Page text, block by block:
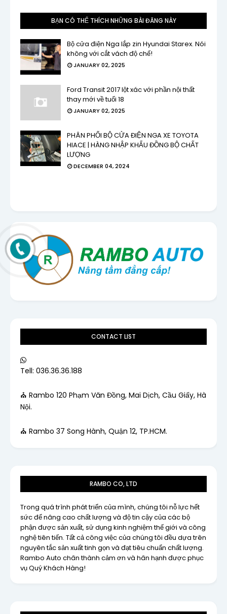
BẠN CÓ THỂ THÍCH NHỮNG BÀI ĐĂNG NÀY
Bộ cửa điện Nga lắp zin Hyundai Starex. Nói
không với cắt vách độ chế!
JANUARY 02, 2025
Ford Transit 2017 lột xác với phần nội thất
thay mới về tuổi 18
JANUARY 02, 2025
PHÂN PHỐI BỘ CỬA ĐIỆN NGA XE TOYOTA
HIACE | HÀNG NHẬP KHẨU ĐỒNG BỘ CHẤT
LƯỢNG
DECEMBER 04, 2024
CONTACT LIST
Tell: 036.36.36.188
⛪ Rambo 120 Phạm Văn Đồng, Mai Dịch, Cầu Giấy, Hà
Nội.
⛪ Rambo 37 Song Hành, Quận 12, TP.HCM.
RAMBO CO, LTD
Trong quá trình phát triển của mình, chúng tôi nỗ lực hết
sức để nâng cao chất lượng và độ tin cậy của các bộ
phận được sản xuất, sử dụng kinh nghiệm thế giới và công
nghệ tiên tiến. Tất cả công việc của chúng tôi đều dựa trên
nguyên tắc sản xuất tinh gọn và đạt tiêu chuẩn chất lượng.
Rambo Auto chân thành cảm ơn và hân hạnh được phục
vụ Quý Khách Hàng!